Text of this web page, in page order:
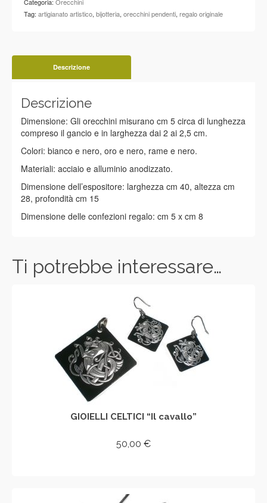
Categoria: Orecchini
Tag: artigianato artistico, bijotteria, orecchini pendenti, regalo originale
Descrizione
Descrizione
Dimensione: Gli orecchini misurano cm 5 circa di lunghezza
compreso il gancio e in larghezza dai 2 ai 2,5 cm.
Colori: bianco e nero, oro e nero, rame e nero.
Materiali: acciaio e alluminio anodizzato.
Dimensione dell’espositore: larghezza cm 40, altezza cm
28, profondità cm 15
Dimensione delle confezioni regalo: cm 5 x cm 8
Ti potrebbe interessare…
GIOIELLI CELTICI “Il cavallo”
50,00 €